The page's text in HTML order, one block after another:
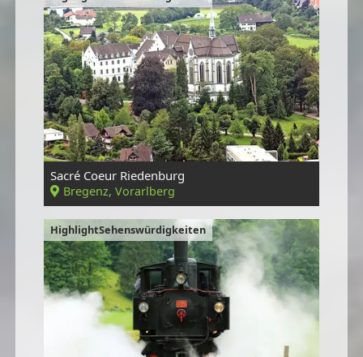
Sacré Coeur Riedenburg
Bregenz, Vorarlberg
HighlightSehenswürdigkeiten